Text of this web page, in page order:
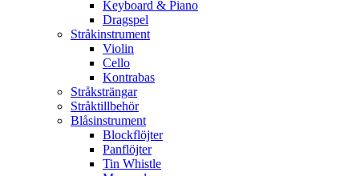
Keyboard & Piano
Dragspel
Stråkinstrument
Violin
Cello
Kontrabas
Stråksträngar
Stråktillbehör
Blåsinstrument
Blockflöjter
Panflöjter
Tin Whistle